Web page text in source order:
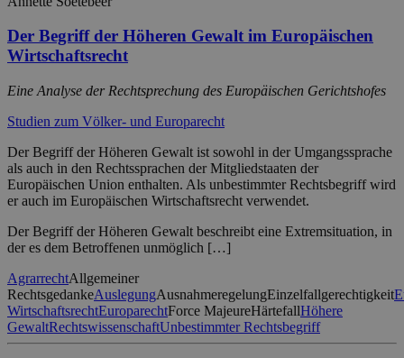
Der Begriff der Höheren Gewalt im Europäischen
Wirtschaftsrecht
Eine Analyse der Rechtsprechung des Europäischen Gerichtshofes
Studien zum Völker- und Europarecht
Der Begriff der Höheren Gewalt ist sowohl in der Umgangssprache
als auch in den Rechtssprachen der Mitgliedstaaten der
Europäischen Union enthalten. Als unbestimmter Rechtsbegriff wird
er auch im Europäischen Wirtschaftsrecht verwendet.
Der Begriff der Höheren Gewalt beschreibt eine Extremsituation, in
der es dem Betroffenen unmöglich […]
AgrarrechtAllgemeiner
RechtsgedankeAuslegungAusnahmeregelungEinzelfallgerechtigkeit
WirtschaftsrechtEuroparechtForce MajeureHärtefallHöhere
GewaltRechtswissenschaftUnbestimmter Rechtsbegriff